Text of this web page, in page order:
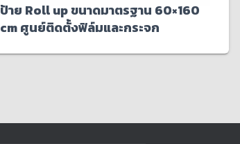
ป้าย Roll up ขนาดมาตรฐาน 60×160
cm ศูนย์ติดตั้งฟิล์มและกระจก